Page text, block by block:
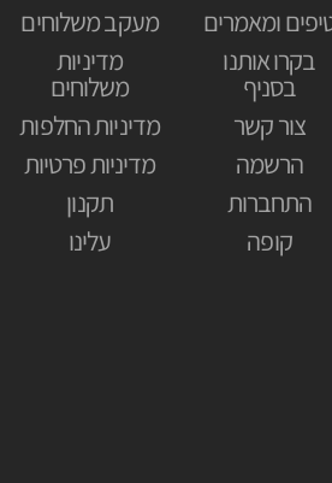
ומאמרים
בקרו אותנו
בסניף
צור קשר
הרשמה
התחברות
קופה
מעקב משלוחים
מדיניות
משלוחים
מדיניות החלפות
מדיניות פרטיות
תקנון
עלינו